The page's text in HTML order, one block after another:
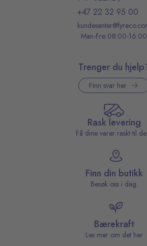
+47 22 32 95 00
Man-Fre 08:00-16:00
Trenger du
Finn svar her
Rask levering
Få dine varer raskt til
Finn din butikk
Besøk oss i dag.
Bærekraft
Les mer om det her